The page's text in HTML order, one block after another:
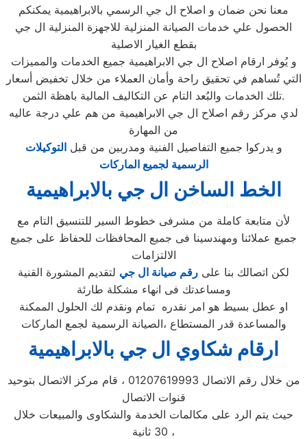
معنا نحن ضمان و اصلاح ال جي الرسمي بالابراهيمية يمكنكم
الحصول علي خدمات الصيانة المنزلية للاجهزة المنزلية ال جي
بقطع الغيار الاصلية
و يُوفر ارقام اصلاح ال جي الابراهيمية جميع الخدمات والمميزات
التي تُساهم في تحقيق راحة وأمان العملاء من خلال تخفيض أسعار
تلك الخدمات والبُعد التام عن التكاليف المالية باهظة الثمن.
لدي مركز رقم اصلاح ال جي الابراهيمية من هم علي درجة عاليه
من المهارة
و يدركوا جميع التفاصيل الفنية ومدربين من قبلالتوكيلات
الرسمية لجميع الماركات
الخط الساخن ال جي بالابراهيمية
لأن متابعة كاملة من مشرفى خطوط السير للتنسيق التام مع
جميع عملائنا ومهندسينا فى جميع المحافظات للحفاظ على جميع
الالتزامات
لكن اتصالك بنا على رقم صيانة ال جي لتقديم المشورة القنية
ومساعدتك فى انهاء مشكلة طارئة
او عطل بسيط هو امر نقدره تمام ونقدم لك الحلول الممكنة
والمساعدة قدر المستطاع ،الصيانة الرسمية لجمع الماركات
ارقام شكاوي ال جي بالابراهيمية
من خلال رقم الاتصال 01207619993 ، قام مركز الاتصال بتوحيد
قنوات الاتصال
حيث يتم الرد على مكالمات الخدمة والشكاوى والمبيعات خلال
30 ثانية ،